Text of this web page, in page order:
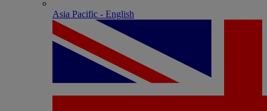
Asia Pacific - English